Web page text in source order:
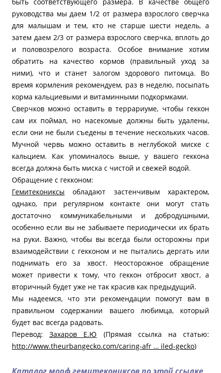
руководства мы даем 1/2 от размера взрослого сверчка
для малышам и тем, кто не старше шести недель, а
затем даем 2/3 от размера взрослого сверчка, вплоть до
и половозрелого возраста. Особое внимание хотим
обратить на качество кормов (правильный уход за
ними), что и станет залогом здорового питомца. Во
время кормления рекомендуем, раз в неделю, посыпать
корма кальциевыми и витаминными подкормками.
Сверчков можно оставить в террариуме, чтобы геккон
сам их поймал, но насекомые должны быть удалены,
если они не были съедены в течение нескольких часов.
Мучной червь можно оставить в неглубокой миске с
кальцием. Как упоминалось выше, у вашего геккона
всегда должна быть миска с чистой и свежей водой.
Обращение с гекконом:
Гемитекониксы обладают застенчивым характером,
однако, при регулярном контакте они могут стать
достаточно коммуникабельными и добродушными,
особенно если вы не забываете периодически их брать
на руки. Важно, чтобы вы всегда были осторожны при
взаимодействии с гекконом и не пытались дергать или
поднимать его за хвост. Неосторожное обращение
может привести к тому, что геккон отбросит хвост, а
вторичный будет уже не так красив как предыдущий.
Мы надеемся, что эти рекомендации помогут вам в
правильном содержании вашего любимца, который
будет вас всегда радовать.
Перевод:Захаров Е.Ю (Прямая ссылка на статью:
http://www.theurbangecko.com/caring-afr … iled-gecko)